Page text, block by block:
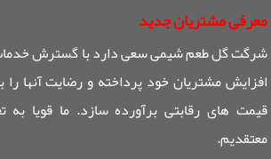
معرفی مشتریان جدید
شرگت گل طعم شیمی سعی دارد با گسترش
افزایش مشتریان خود پرداخته و رضایت آنها را
قیمت های رقابتی برآورده سازد. ما قویا
معتقدیم.